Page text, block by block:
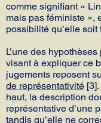
comme signifiant «
mais pas féministe »,
possibilité qu’elle soit
L’une des
visant à expliquer ce
jugements reposent
de représentativité
haut, la description
représentative d’une
tandis qu’elle ne